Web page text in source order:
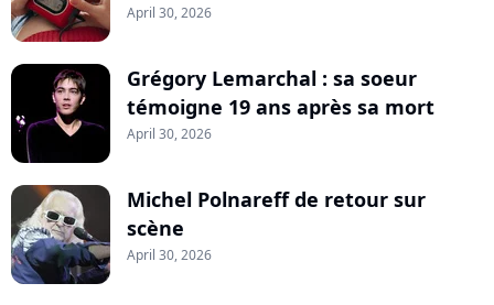
April 30, 2026
Grégory Lemarchal : sa soeur
témoigne 19 ans après sa mort
April 30, 2026
Michel Polnareff de retour sur
scène
April 30, 2026